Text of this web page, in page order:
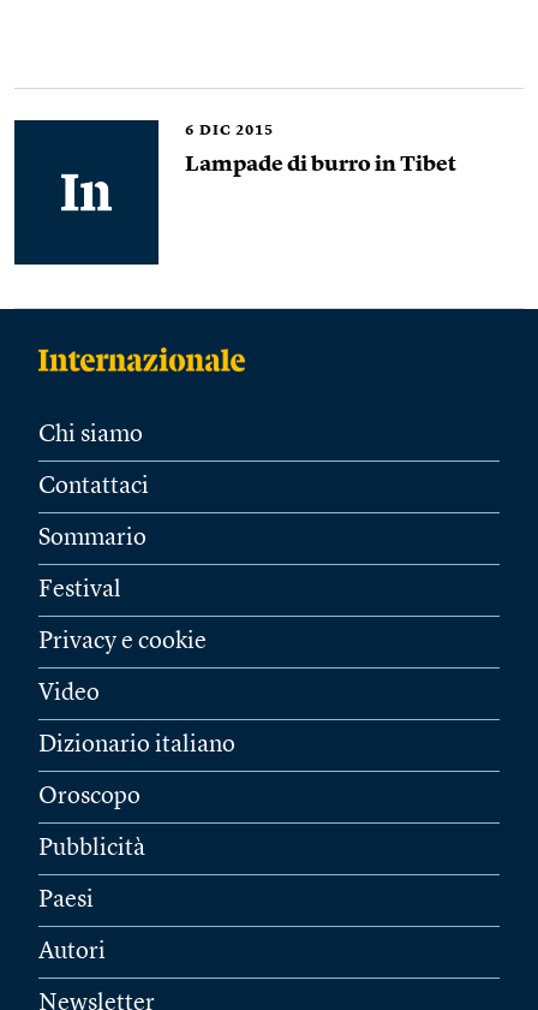
6 DIC 2015
Lampade di burro in Tibet
Chi siamo
Contattaci
Sommario
Festival
Privacy e cookie
Video
Dizionario italiano
Oroscopo
Pubblicità
Paesi
Autori
Newsletter